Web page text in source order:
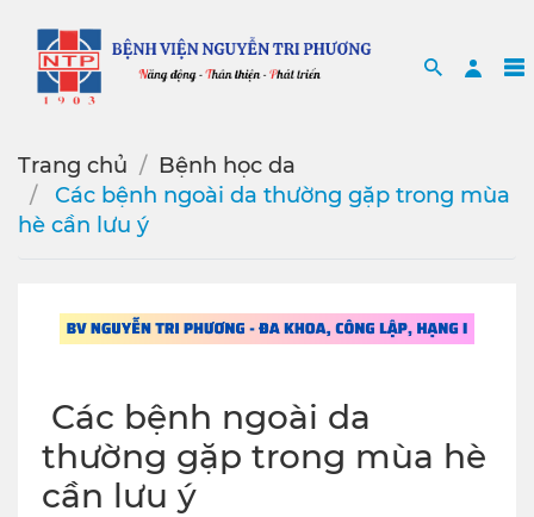
Search
Trang chủ
Bệnh học da
️ Các bệnh ngoài da thường gặp trong mùa
hè cần lưu ý
️ Các bệnh ngoài da
thường gặp trong mùa hè
cần lưu ý